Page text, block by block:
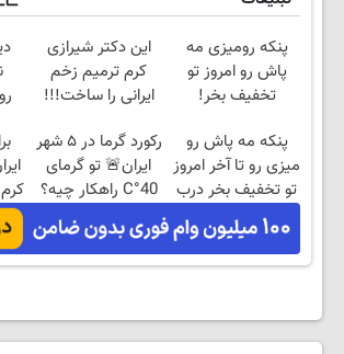
پنکه رومیزی مه
پاش رو امروز تو
تخفیف بخر!
این دکتر شیرازی
کرم ترمیم زخم
ایرانی را ساخت!!!
پنکه مه پاش رو
میزی رو تا آخر امروز
تو تخفیف بخر درب
منزل پرداخت کن
🔥
رکورد گرما در ۵ شهر
ایران🚨 تو گرمای
40°C راهکار چیه؟
پنکه مه پاش👌🏻